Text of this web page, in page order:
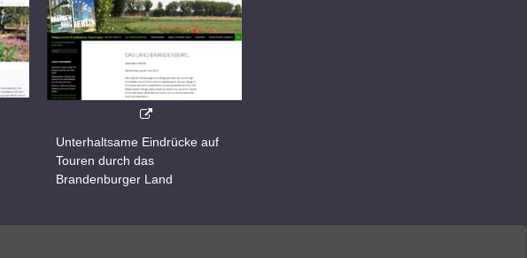
Unterhaltsame Eindrücke auf
Touren durch das
Brandenburger Land